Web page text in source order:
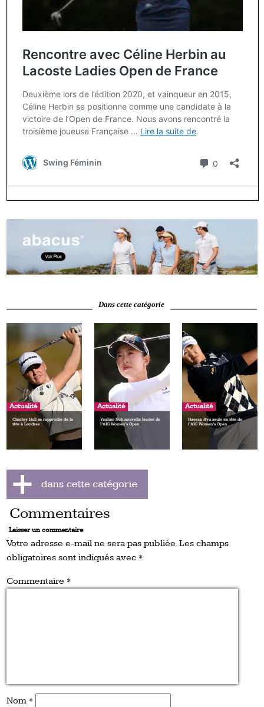
Dans cette catégorie
Actualité
Charley Hull se rapproche de la
tête à Londres
Actualité
Yealimi Noh nouvelle leader de
l’AIG Women’s Open
Actualité
Haeran Ryu seule en tête de
l’AIG Women’s Open
Commentaires
Laisser un commentaire
Votre adresse e-mail ne sera pas publiée.Les champs
obligatoires sont indiqués avec *
Commentaire *
Nom *